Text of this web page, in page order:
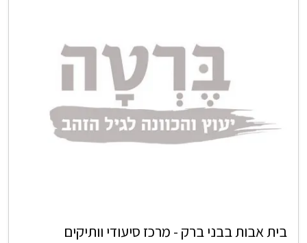
בית אבות בבני ברק - מרכז סיעודי וותיקים